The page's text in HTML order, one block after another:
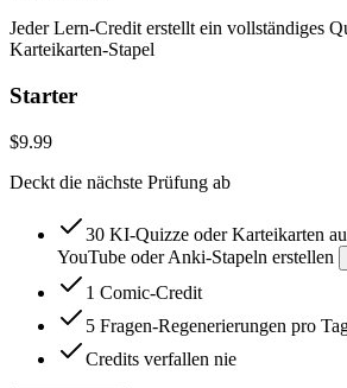
Jeder Lern-Credit erstellt ein vollständiges
Karteikarten-Stapel
Starter
$9.99
Deckt die nächste Prüfung ab
30 KI-Quizze oder Karteikarten
YouTube oder Anki-Stapeln erstellen
1 Comic-Credit
5 Fragen-Regenerierungen pro
Credits verfallen nie